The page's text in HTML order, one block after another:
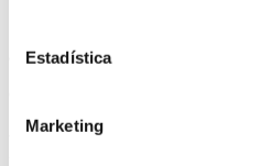
Estadística
Marketing
adquiriendo este producto